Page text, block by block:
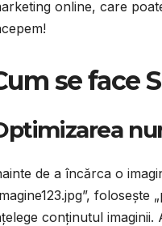
online, care
se face
de a încărca o
conținutul